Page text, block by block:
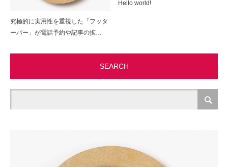
究極的に実用性を重視した「フッタ
ーバー」が電話予約や記事の拡…
Hello world!
SEARCH